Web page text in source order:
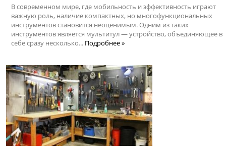
В современном мире, где мобильность и эффективность играют
важную роль, наличие компактных, но многофункциональных
инструментов становится неоценимым. Одним из таких
инструментов является мультитул — устройство, объединяющее в
себе сразу несколько... Подробнее »